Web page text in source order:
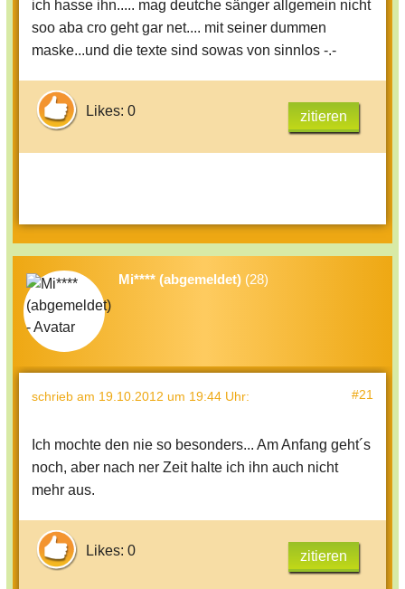
ich hasse ihn..... mag deutche sänger allgemein nicht
soo aba cro geht gar net.... mit seiner dummen
maske...und die texte sind sowas von sinnlos -.-
Likes: 0 zitieren
Mi**** (abgemeldet) (28)
schrieb am 19.10.2012 um 19:44 Uhr: #21
Ich mochte den nie so besonders... Am Anfang geht´s
noch, aber nach ner Zeit halte ich ihn auch nicht
mehr aus.
Likes: 0 zitieren